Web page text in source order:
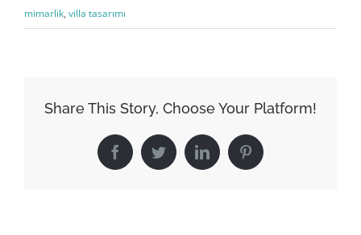
mimarlik, villa tasarımı
Share This Story, Choose Your Platform!
FacebookTwitterLinkedInPinterest